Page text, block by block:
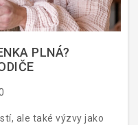
PLNÁ?
ale také výzvy jako